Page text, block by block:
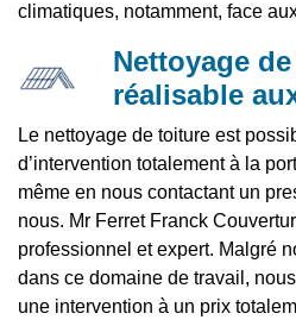
climatiques, notamment, face
Nettoyage
réalisable
Le nettoyage de toiture est
d’intervention totalement à la
même en nous contactant un
nous. Mr Ferret Franck
professionnel et expert. Malgré
dans ce domaine de travail,
une intervention à un prix